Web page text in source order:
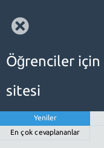
Öğrenciler için
sitesi
Yeniler
En çok cevaplananlar